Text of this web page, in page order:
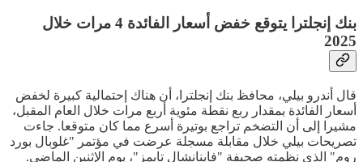
بنك إنجلترا يتوقع خفض أسعار الفائدة 4 مرات خلال
2025
قال أندرو بيلي، محافظ بنك إنجلترا، أن هناك إحتمالية كبيرة لخفض
أسعار الفائدة بمقدار ربع نقطة مئوية أربع مرات خلال العام المقبل،
مشيرا إلى أن التضخم تراجع بوتيرة أسرع مما كان متوقعا. جاءت
تصريحات بيلي خلال مقابلة مسجلة عرضت في مؤتمر "غلوبال بورد
روم" الذي نظمته صحيفة "فاينانشال تايمز"، يوم الإثنين الماضي.